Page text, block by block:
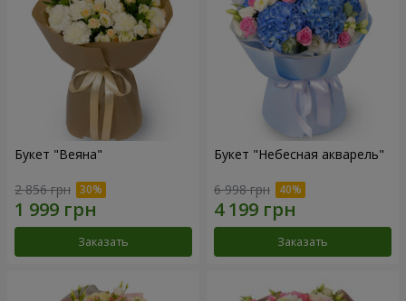
Букет "Веяна"
2 856 грн
Заказать
Букет "Небесная акварель"
6 998 грн
Заказать